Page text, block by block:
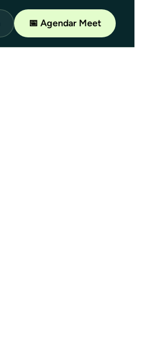
📅 Agendar Meet